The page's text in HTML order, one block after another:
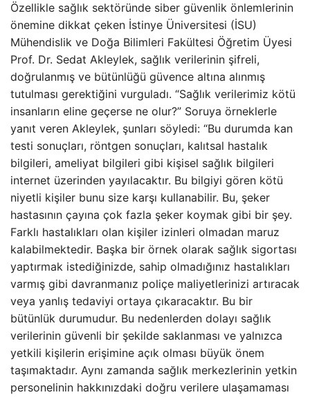
Özellikle sağlık sektöründe siber güvenlik önlemlerinin
önemine dikkat çeken İstinye Üniversitesi (İSU)
Mühendislik ve Doğa Bilimleri Fakültesi Öğretim Üyesi
Prof. Dr. Sedat Akleylek, sağlık verilerinin şifreli,
doğrulanmış ve bütünlüğü güvence altına alınmış
tutulması gerektiğini vurguladı. “Sağlık verilerimiz kötü
insanların eline geçerse ne olur?” Soruya örneklerle
yanıt veren Akleylek, şunları söyledi: “Bu durumda kan
testi sonuçları, röntgen sonuçları, kalıtsal hastalık
bilgileri, ameliyat bilgileri gibi kişisel sağlık bilgileri
internet üzerinden yayılacaktır. Bu bilgiyi gören kötü
niyetli kişiler bunu size karşı kullanabilir. Bu, şeker
hastasının çayına çok fazla şeker koymak gibi bir şey.
Farklı hastalıkları olan kişiler izinleri olmadan maruz
kalabilmektedir. Başka bir örnek olarak sağlık sigortası
yaptırmak istediğinizde, sahip olmadığınız hastalıkları
varmış gibi davranmanız poliçe maliyetlerinizi artıracak
veya yanlış tedaviyi ortaya çıkaracaktır. Bu bir
bütünlük durumudur. Bu nedenlerden dolayı sağlık
verilerinin güvenli bir şekilde saklanması ve yalnızca
yetkili kişilerin erişimine açık olması büyük önem
taşımaktadır. Aynı zamanda sağlık merkezlerinin yetkin
personelinin hakkınızdaki doğru verilere ulaşamaması